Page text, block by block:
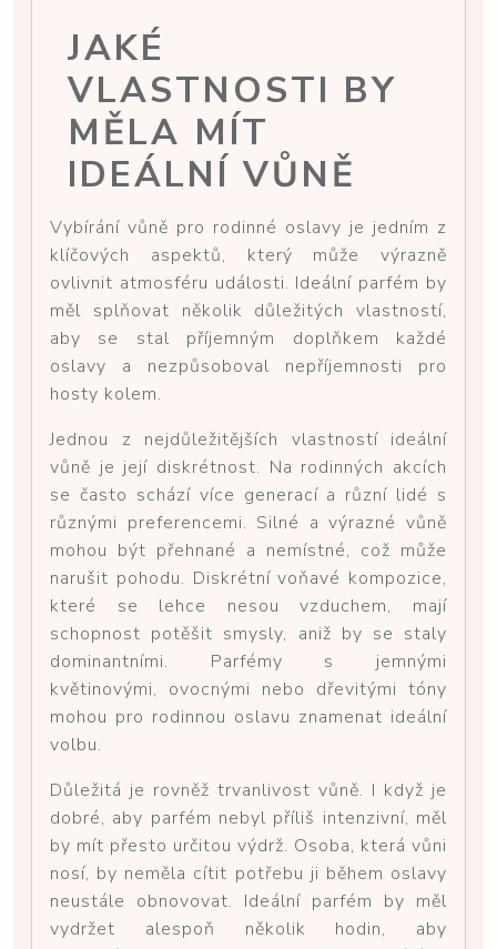
JAKÉ
VLASTNOSTI BY
MĚLA MÍT
IDEÁLNÍ VŮNĚ
Vybírání vůně pro rodinné oslavy je jedním z
klíčových aspektů, který může výrazně
ovlivnit atmosféru události. Ideální parfém by
měl splňovat několik důležitých vlastností,
aby se stal příjemným doplňkem každé
oslavy a nezpůsoboval nepříjemnosti pro
hosty kolem.
Jednou z nejdůležitějších vlastností ideální
vůně je její diskrétnost. Na rodinných akcích
se často schází více generací a různí lidé s
různými preferencemi. Silné a výrazné vůně
mohou být přehnané a nemístné, což může
narušit pohodu. Diskrétní voňavé kompozice,
které se lehce nesou vzduchem, mají
schopnost potěšit smysly, aniž by se staly
dominantními. Parfémy s jemnými
květinovými, ovocnými nebo dřevitými tóny
mohou pro rodinnou oslavu znamenat ideální
volbu.
Důležitá je rovněž trvanlivost vůně. I když je
dobré, aby parfém nebyl příliš intenzivní, měl
by mít přesto určitou výdrž. Osoba, která vůni
nosí, by neměla cítit potřebu ji během oslavy
neustále obnovovat. Ideální parfém by měl
vydržet alespoň několik hodin, aby